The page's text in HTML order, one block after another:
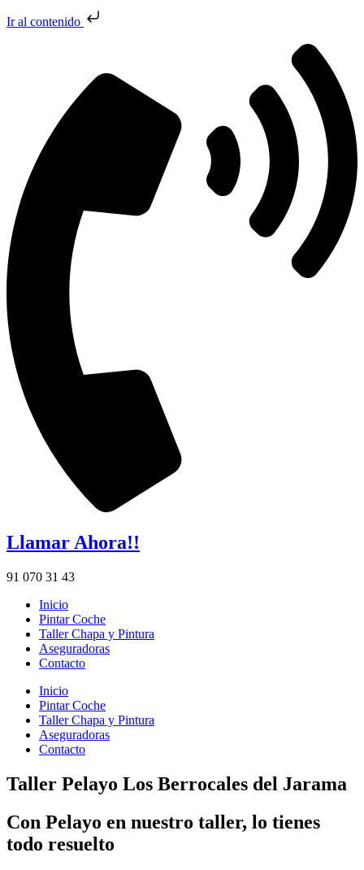
Ir al contenido
Llamar Ahora!!
91 070 31 43
Inicio
Pintar Coche
Taller Chapa y Pintura
Aseguradoras
Contacto
Inicio
Pintar Coche
Taller Chapa y Pintura
Aseguradoras
Contacto
Taller Pelayo Los Berrocales del Jarama
Con Pelayo en nuestro taller, lo tienes
todo resuelto